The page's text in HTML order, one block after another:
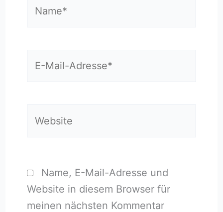
Name, E-Mail-Adresse und
Website in diesem Browser für
meinen nächsten Kommentar